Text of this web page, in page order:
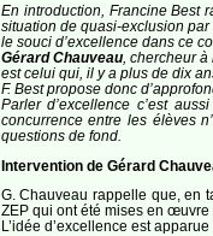
En introduction, Francine Best
situation de quasi-exclusion
le souci d’excellence dans ce
Gérard Chauveau, chercheur à
est celui qui, il y a plus de dix
F. Best propose donc
Parler d’excellence c’est
concurrence entre les élèves
questions de fond.
Intervention de Gérard
G. Chauveau rappelle que, en
ZEP qui ont été mises en œuvre
L’idée d’excellence est